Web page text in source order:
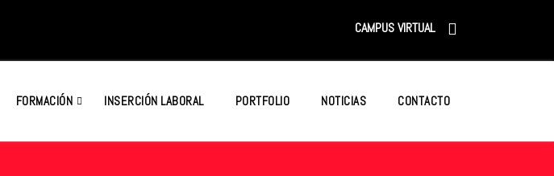
CAMPUS VIRTUAL
FORMACIÓN INSERCIÓN LABORAL PORTFOLIO NOTICIAS CONTACTO